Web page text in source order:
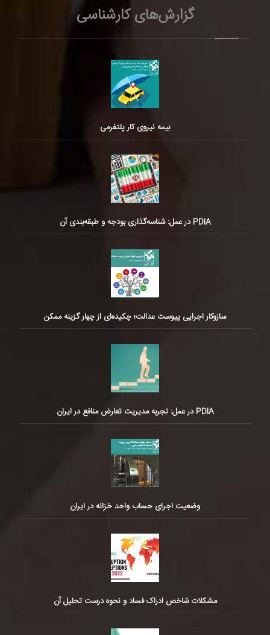
گزارش‌های کارشناسی
بیمه نیروی کار پلتفرمی
PDIA در عمل: شناسه‌گذاری بودجه و طبقه‌بندی آن
سازوکار اجرایی پیوست عدالت؛ چکیده‌ای از چهار گزینه ممکن
PDIA در عمل: تجربه مدیریت تعارض منافع در ایران
وضعیت اجرای حساب واحد خزانه در ایران
مشکلات شاخص ادراک فساد و نحوه درست تحلیل آن